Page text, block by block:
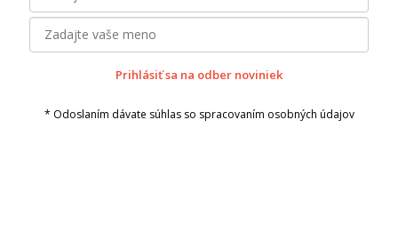
Prihlásiť sa na odber noviniek
* Odoslaním dávate súhlas so spracovaním osobných údajov